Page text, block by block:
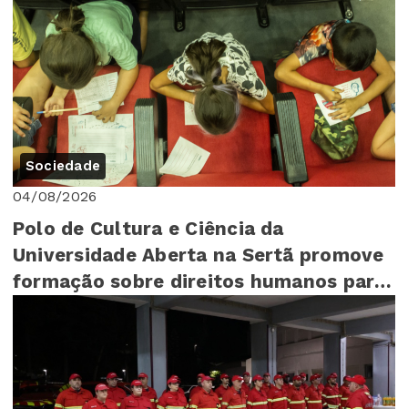
Sociedade
04/08/2026
Polo de Cultura e Ciência da
Universidade Aberta na Sertã promove
formação sobre direitos humanos para
mais de 140 cr...